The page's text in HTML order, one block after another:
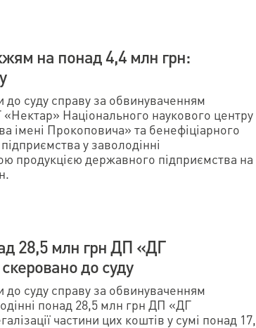
на понад 4,4 млн грн:
суду справу за обвинуваченням
Національного наукового центру
імені Прокоповича» та бенефіціарного
у заволодінні
продукцією державного підприємства на
28,5 млн грн ДП «ДГ
до суду
суду справу за обвинуваченням
понад 28,5 млн грн ДП «ДГ
частини цих коштів у сумі понад 17,